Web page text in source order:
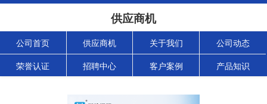
供应商机
公司首页 供应商机 关于我们 公司动态
荣誉认证 招聘中心 客户案例 产品知识